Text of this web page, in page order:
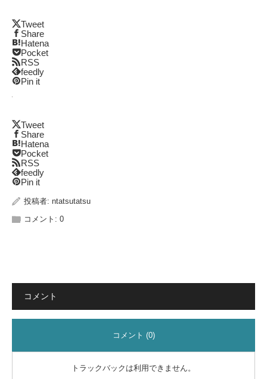
Tweet
Share
Hatena
Pocket
RSS
feedly
Pin it
Tweet
Share
Hatena
Pocket
RSS
feedly
Pin it
投稿者: ntatsutatsu
コメント: 0
コメント
コメント (0)
トラックバックは利用できません。